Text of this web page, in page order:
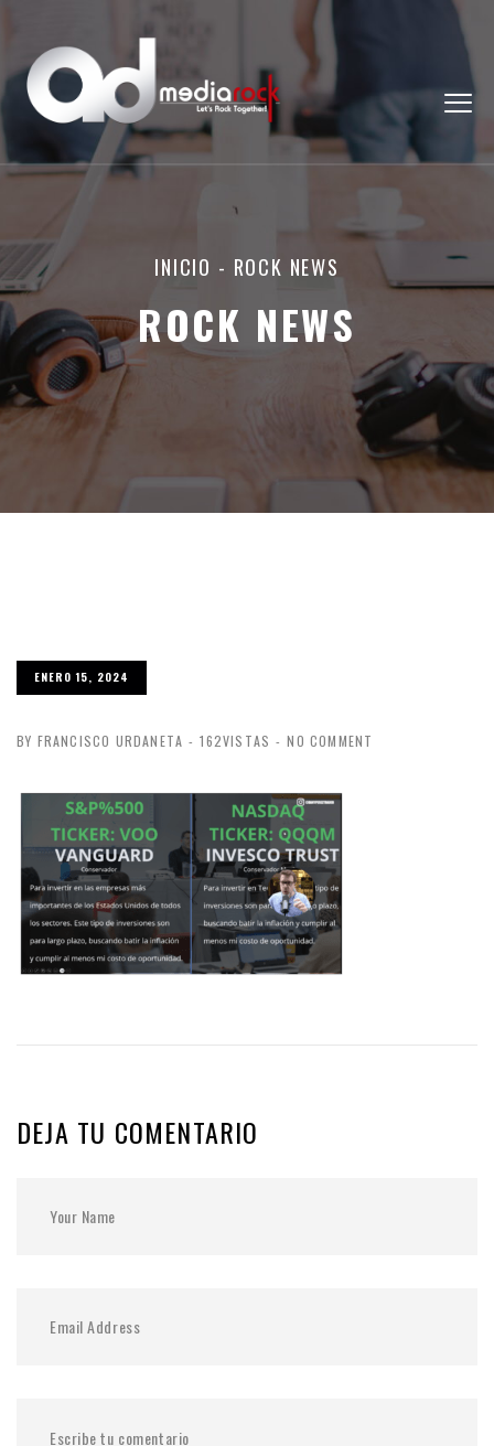
INICIO - ROCK NEWS
ROCK NEWS
ENERO 15, 2024
BY FRANCISCO URDANETA - 162VISTAS - NO COMMENT
DEJA TU COMENTARIO